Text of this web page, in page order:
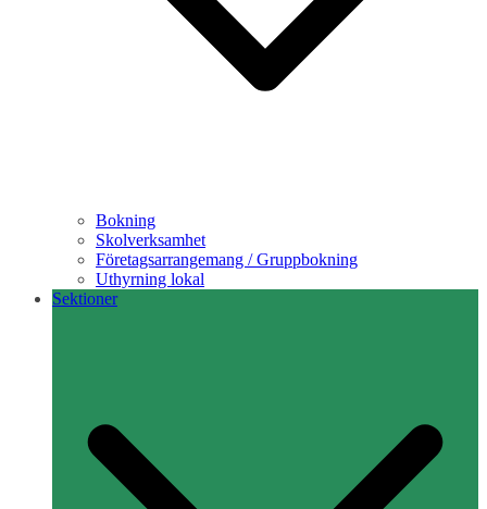
Bokning
Skolverksamhet
Företagsarrangemang / Gruppbokning
Uthyrning lokal
Sektioner